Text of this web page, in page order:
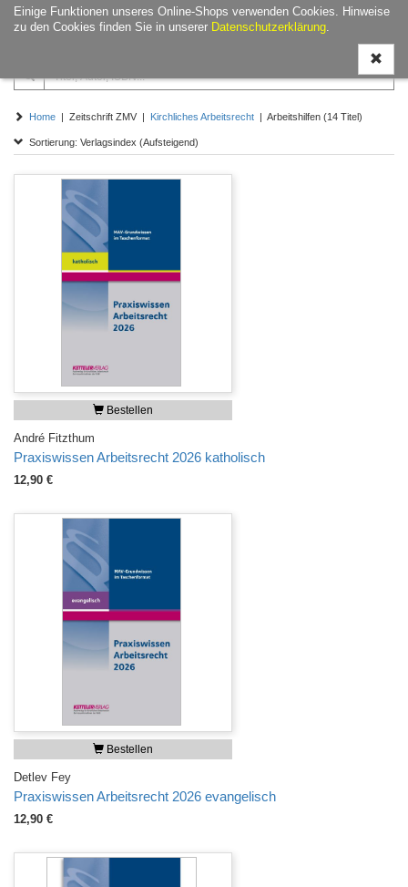
Einige Funktionen unseres Online-Shops verwenden Cookies. Hinweise
zu den Cookies finden Sie in unserer Datenschutzerklärung.
ein-/
Home | Zeitschrift ZMV | Kirchliches Arbeitsrecht | Arbeitshilfen (14 Titel)
Sortierung: Verlagsindex (Aufsteigend)
Bestellen
André Fitzthum
Praxiswissen Arbeitsrecht 2026 katholisch
12,90 €
Bestellen
Detlev Fey
Praxiswissen Arbeitsrecht 2026 evangelisch
12,90 €